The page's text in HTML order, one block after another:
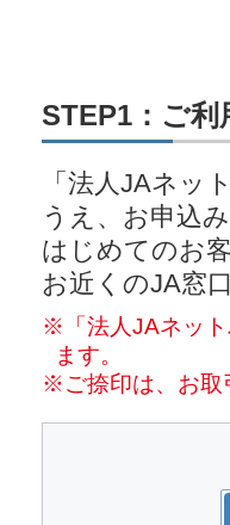
STEP1：ご利
「法人JAネッ
うえ、お申込
はじめてのお
お近くのJA窓
※「法人JAネット
ます。
※ご捺印は、お取